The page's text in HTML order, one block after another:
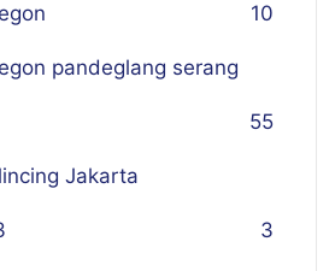
10
pandeglang serang
55
Jakarta
3